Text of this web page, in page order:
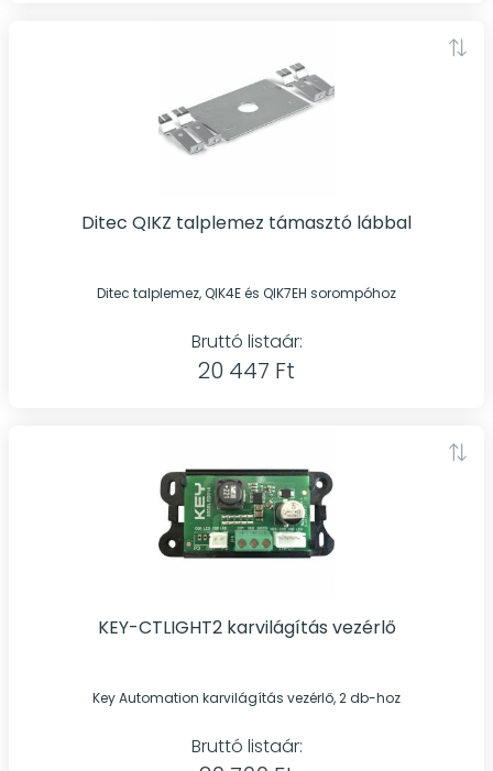
Ditec QIKZ talplemez támasztó lábbal
Ditec talplemez, QIK4E és QIK7EH sorompóhoz
Bruttó listaár:
20 447 Ft
KEY-CTLIGHT2 karvilágítás vezérlő
Key Automation karvilágítás vezérlő, 2 db-hoz
Bruttó listaár: